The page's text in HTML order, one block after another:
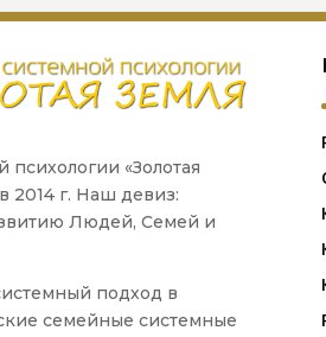
психологии «Золотая
2014 г. Наш девиз:
Людей, Семей и
подход в
семейные системные